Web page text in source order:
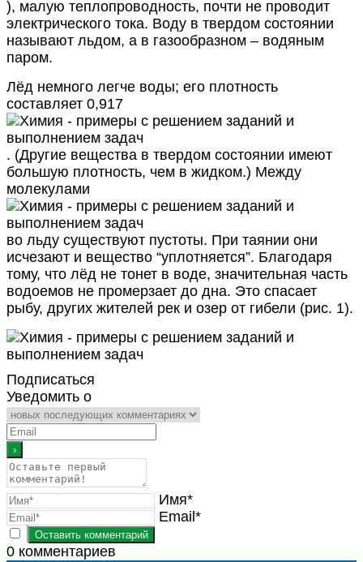
), малую теплопроводность, почти не проводит
электрического тока. Воду в твердом состоянии
называют льдом, а в газообразном – водяным
паром.
Лёд немного легче воды; его плотность
составляет 0,917
. (Другие вещества в твердом состоянии имеют
большую плотность, чем в жидком.) Между
молекулами
во льду существуют пустоты. При таянии они
исчезают и вещество “уплотняется”. Благодаря
тому, что лёд не тонет в воде, значительная часть
водоемов не промерзает до дна. Это спасает
рыбу, других жителей рек и озер от гибели (рис. 1).
Подписаться
Уведомить о
Имя*
Email*
0 комментариев